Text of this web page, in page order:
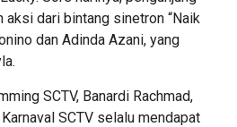
aksi dari bintang sinetron “Naik
dan Adinda Azani, yang
SCTV, Banardi Rachmad,
SCTV selalu mendapat